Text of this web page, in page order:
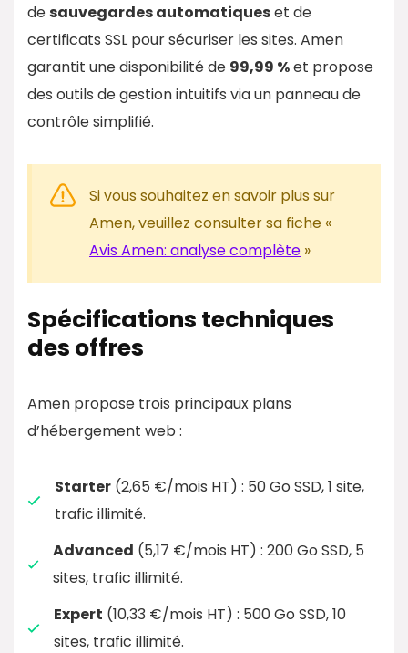
desauvegardes automatiqueset de
certificats SSL pour sécuriser les sites. Amen
garantit une disponibilité de 99,99 %et propose
des outils de gestion intuitifs via un panneau de
contrôle simplifié.
Si vous souhaitez en savoir plus sur
Amen, veuillez consulter sa fiche «
Avis Amen: analyse complète »
Spécifications techniques
des offres
Amen propose trois principaux plans
d’hébergement web :
Starter(2,65 €/mois HT) : 50 Go SSD, 1 site,
trafic illimité.
Advanced (5,17 €/mois HT) : 200 Go SSD, 5
sites, trafic illimité.
Expert (10,33 €/mois HT) : 500 Go SSD, 10
sites, trafic illimité.